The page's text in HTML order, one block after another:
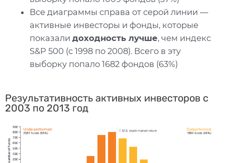
Все диаграммы справа от серой линии —
активные инвесторы и фонды, которые
показалидоходность лучше, чем индекс
S&P 500 (с 1998 по 2008). Всего в эту
выборку попало 1682 фондов (63%)
Результативность активных инвесторов с
2003 по 2013 год